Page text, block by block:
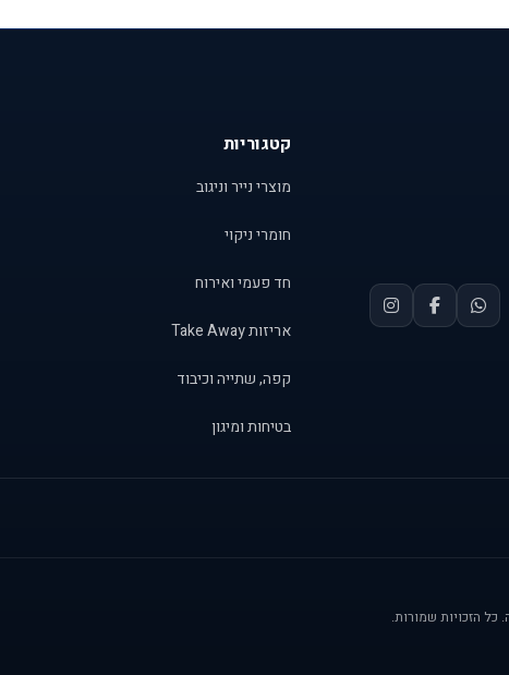
קטגוריות
מוצרי נייר וניגוב
חומרי ניקוי
חד פעמי ואירוח
אריזות Take Away
קפה, שתייה וכיבוד
בטיחות ומיגון